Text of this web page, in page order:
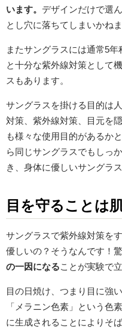
います。 デザインだけで選
とし穴に落ちてしまいかねま
またサングラスには通常5
と十分な紫外線対策として
スもあります。
サングラスを掛ける目的は
対策、紫外線対策、目元を
も様々な使用目的があるか
ら同じサングラスでもしっ
き、身体に優しいサングラ
目を守ることは
サングラスで紫外線対策を
優しいの？そうなんです！
の一因になることが実験で
目の日焼け、つまり目に強
「メラニン色素」という色
に生成されることによりそ